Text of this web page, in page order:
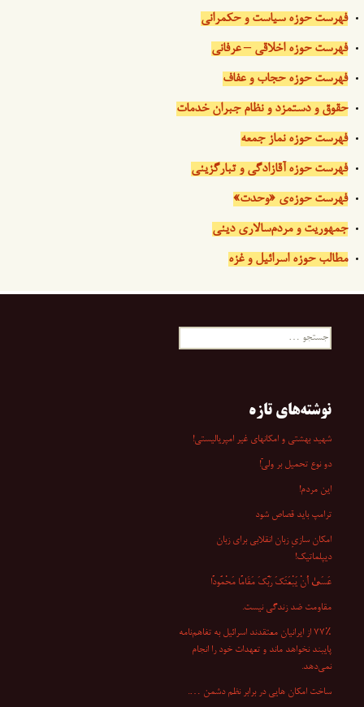
فهرست حوزه سیاست و حکمرانی
فهرست حوزه اخلاقی – عرفانی
فهرست حوزه حجاب و عفاف
حقوق و دستمزد و نظام جبران خدمات
فهرست حوزه نماز جمعه
فهرست حوزه آقازادگی و تبارگزینی
فهرست حوزه‌ی «وحدت»
جمهوریت و مردم‌سالاری دینی
مطالب حوزه اسرائیل و غزه
جستجو
نوشته‌های تازه
شهید بهشتی و امکانهای غیر امپریالیستی!
دو نوع تحمیل بر ولیّ!
این مردم!
ترامپ باید قصاص شود
امکان سازیِ زبان انقلابی برای زبان
دیپلماتیک!
عَسَىٰ أَنْ یَبْعَثَکَ رَبُّکَ مَقَامًا مَحْمُودًا
مقاومت ضد زندگی نیست.
۷۷٪ از ایرانیان معتقدند اسرائیل به تفاهم‌نامه
پایبند نخواهد ماند و تعهدات خود را انجام
نمی‌دهد.
ساخت امکان هایی در برابر نظم دشمن ….